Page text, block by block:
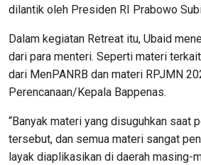
dilantik oleh Presiden RI Prabowo
Dalam kegiatan Retreat itu, Ubaid
dari para menteri. Seperti materi
dari MenPANRB dan materi RPJMN
Perencanaan/Kepala Bappenas.
“Banyak materi yang disuguhkan saat
tersebut, dan semua materi sangat
layak diaplikasikan di daerah masing-